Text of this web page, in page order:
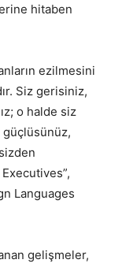
hitaben
ezilmesini
Siz gerisiniz,
o halde siz
Languages
gelişmeler,